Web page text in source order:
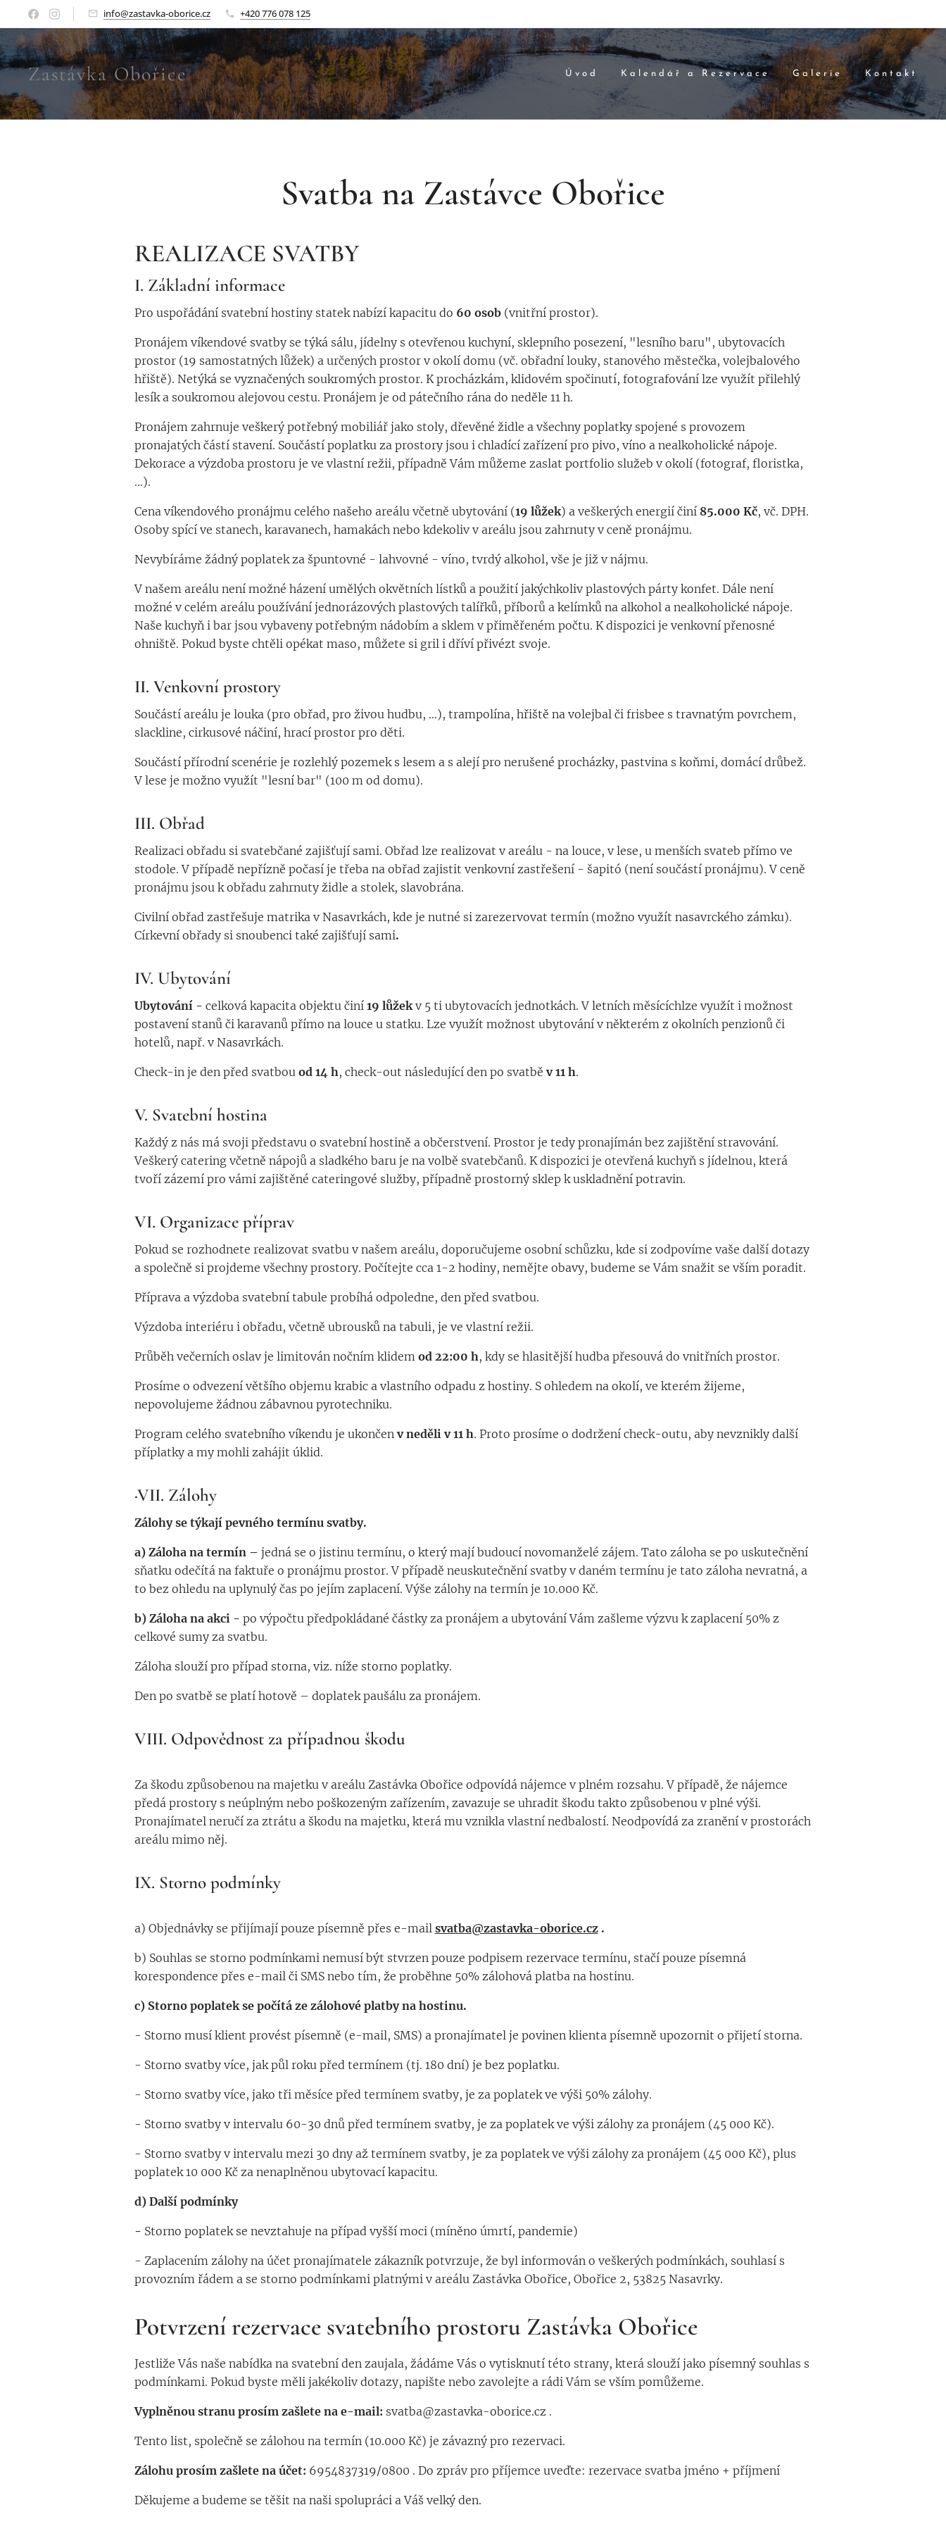
info@zastavka-oborice.cz +420 776 078 125
Zastávka Obořice Úvod Kalendář a Rezervace Galerie Kontakt
Svatba na Zastávce Obořice
REALIZACE SVATBY
I. Základní informace
Pro uspořádání svatební hostiny statek nabízí kapacitu do 60 osob (vnitřní prostor).
Pronájem víkendové svatby se týká sálu, jídelny s otevřenou kuchyní, sklepního posezení, "lesního baru", ubytovacích
prostor (19 samostatných lůžek) a určených prostor v okolí domu (vč. obřadní louky, stanového městečka, volejbalového
hřiště). Netýká se vyznačených soukromých prostor. K procházkám, klidovém spočinutí, fotografování lze využít přilehlý
lesík a soukromou alejovou cestu. Pronájem je od pátečního rána do neděle 11 h.
Pronájem zahrnuje veškerý potřebný mobiliář jako stoly, dřevěné židle a všechny poplatky spojené s provozem
pronajatých částí stavení. Součástí poplatku za prostory jsou i chladící zařízení pro pivo, víno a nealkoholické nápoje.
Dekorace a výzdoba prostoru je ve vlastní režii, případně Vám můžeme zaslat portfolio služeb v okolí (fotograf, floristka,
…).
Cena víkendového pronájmu celého našeho areálu včetně ubytování (19 lůžek) a veškerých energií činí 85.000 Kč, vč. DPH.
Osoby spící ve stanech, karavanech, hamakách nebo kdekoliv v areálu jsou zahrnuty v ceně pronájmu.
Nevybíráme žádný poplatek za špuntovné - lahvovné - víno, tvrdý alkohol, vše je již v nájmu.
V našem areálu není možné házení umělých okvětních lístků a použití jakýchkoliv plastových párty konfet. Dále není
možné v celém areálu používání jednorázových plastových talířků, příborů a kelímků na alkohol a nealkoholické nápoje.
Naše kuchyň i bar jsou vybaveny potřebným nádobím a sklem v přiměřeném počtu. K dispozici je venkovní přenosné
ohniště. Pokud byste chtěli opékat maso, můžete si gril i dříví přivézt svoje.
II. Venkovní prostory
Součástí areálu je louka (pro obřad, pro živou hudbu, …), trampolína, hřiště na volejbal či frisbee s travnatým povrchem,
slackline, cirkusové náčiní, hrací prostor pro děti.
Součástí přírodní scenérie je rozlehlý pozemek s lesem a s alejí pro nerušené procházky, pastvina s koňmi, domácí drůbež.
V lese je možno využít "lesní bar" (100 m od domu).
III. Obřad
Realizaci obřadu si svatebčané zajišťují sami. Obřad lze realizovat v areálu - na louce, v lese, u menších svateb přímo ve
stodole. V případě nepřízně počasí je třeba na obřad zajistit venkovní zastřešení - šapitó (není součástí pronájmu). V ceně
pronájmu jsou k obřadu zahrnuty židle a stolek, slavobrána.
Civilní obřad zastřešuje matrika v Nasavrkách, kde je nutné si zarezervovat termín (možno využít nasavrckého zámku).
Církevní obřady si snoubenci také zajišťují sami.
IV. Ubytování
Ubytování - celková kapacita objektu činí 19 lůžekv 5 ti ubytovacích jednotkách. V letních měsícíchlze využít i možnost
postavení stanů či karavanů přímo na louce u statku. Lze využít možnost ubytování v některém z okolních penzionů či
hotelů, např. v Nasavrkách.
Check-in je den před svatbou od 14 h, check-out následující den po svatbě v 11 h.
V. Svatební hostina
Každý z nás má svoji představu o svatební hostině a občerstvení. Prostor je tedy pronajímán bez zajištění stravování.
Veškerý catering včetně nápojů a sladkého baru je na volbě svatebčanů. K dispozici je otevřená kuchyň s jídelnou, která
tvoří zázemí pro vámi zajištěné cateringové služby, případně prostorný sklep k uskladnění potravin.
VI. Organizace příprav
Pokud se rozhodnete realizovat svatbu v našem areálu, doporučujeme osobní schůzku, kde si zodpovíme vaše další dotazy
a společně si projdeme všechny prostory. Počítejte cca 1-2 hodiny, nemějte obavy, budeme se Vám snažit se vším poradit.
Příprava a výzdoba svatební tabule probíhá odpoledne, den před svatbou.
Výzdoba interiéru i obřadu, včetně ubrousků na tabuli, je ve vlastní režii.
Průběh večerních oslav je limitován nočním klidem od 22:00 h, kdy se hlasitější hudba přesouvá do vnitřních prostor.
Prosíme o odvezení většího objemu krabic a vlastního odpadu z hostiny. S ohledem na okolí, ve kterém žijeme,
nepovolujeme žádnou zábavnou pyrotechniku.
Program celého svatebního víkendu je ukončen v neděli v 11 h. Proto prosíme o dodržení check-outu, aby nevznikly další
příplatky a my mohli zahájit úklid.
·VII. Zálohy
Zálohy se týkají pevného termínu svatby.
a) Záloha na termín – jedná se o jistinu termínu, o který mají budoucí novomanželé zájem. Tato záloha se po uskutečnění
sňatku odečítá na faktuře o pronájmu prostor. V případě neuskutečnění svatby v daném termínu je tato záloha nevratná, a
to bez ohledu na uplynulý čas po jejím zaplacení. Výše zálohy na termín je 10.000 Kč.
b) Záloha na akci - po výpočtu předpokládané částky za pronájem a ubytování Vám zašleme výzvu k zaplacení 50% z
celkové sumy za svatbu.
Záloha slouží pro případ storna, viz. níže storno poplatky.
Den po svatbě se platí hotově – doplatek paušálu za pronájem.
VIII. Odpovědnost za případnou škodu
Za škodu způsobenou na majetku v areálu Zastávka Obořice odpovídá nájemce v plném rozsahu. V případě, že nájemce
předá prostory s neúplným nebo poškozeným zařízením, zavazuje se uhradit škodu takto způsobenou v plné výši.
Pronajímatel neručí za ztrátu a škodu na majetku, která mu vznikla vlastní nedbalostí. Neodpovídá za zranění v prostorách
areálu mimo něj.
IX. Storno podmínky
a) Objednávky se přijímají pouze písemně přes e-mail svatba@zastavka-oborice.cz.
b) Souhlas se storno podmínkami nemusí být stvrzen pouze podpisem rezervace termínu, stačí pouze písemná
korespondence přes e-mail či SMS nebo tím, že proběhne 50% zálohová platba na hostinu.
c) Storno poplatek se počítá ze zálohové platby na hostinu.
- Storno musí klient provést písemně (e-mail, SMS) a pronajímatel je povinen klienta písemně upozornit o přijetí storna.
- Storno svatby více, jak půl roku před termínem (tj. 180 dní) je bez poplatku.
- Storno svatby více, jako tři měsíce před termínem svatby, je za poplatek ve výši 50% zálohy.
- Storno svatby v intervalu 60-30 dnů před termínem svatby, je za poplatek ve výši zálohy za pronájem (45 000 Kč).
- Storno svatby v intervalu mezi 30 dny až termínem svatby, je za poplatek ve výši zálohy za pronájem (45 000 Kč), plus
poplatek 10 000 Kč za nenaplněnou ubytovací kapacitu.
d) Další podmínky
- Storno poplatek se nevztahuje na případ vyšší moci (míněno úmrtí, pandemie)
- Zaplacením zálohy na účet pronajímatele zákazník potvrzuje, že byl informován o veškerých podmínkách, souhlasí s
provozním řádem a se storno podmínkami platnými v areálu Zastávka Obořice, Obořice 2, 53825 Nasavrky.
Potvrzení rezervace svatebního prostoru Zastávka Obořice
Jestliže Vás naše nabídka na svatební den zaujala, žádáme Vás o vytisknutí této strany, která slouží jako písemný souhlas s
podmínkami. Pokud byste měli jakékoliv dotazy, napište nebo zavolejte a rádi Vám se vším pomůžeme.
Vyplněnou stranu prosím zašlete na e-mail: svatba@zastavka-oborice.cz .
Tento list, společně se zálohou na termín (10.000 Kč) je závazný pro rezervaci.
Zálohu prosím zašlete na účet: 6954837319/0800 . Do zpráv pro příjemce uveďte: rezervace svatba jméno + příjmení
Děkujeme a budeme se těšit na naši spolupráci a Váš velký den.